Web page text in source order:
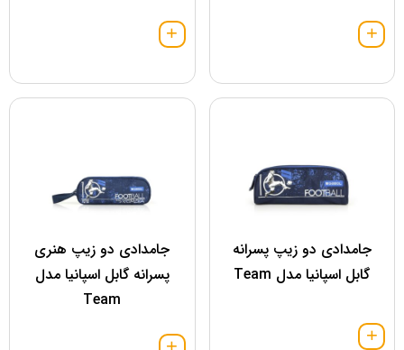
جامدادی دو زیپ پسرانه
گابل اسپانیا مدل Team
جامدادی دو زیپ هنری
پسرانه گابل اسپانیا مدل
Team